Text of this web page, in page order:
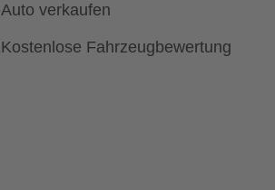
Auto verkaufen
Kostenlose Fahrzeugbewertung